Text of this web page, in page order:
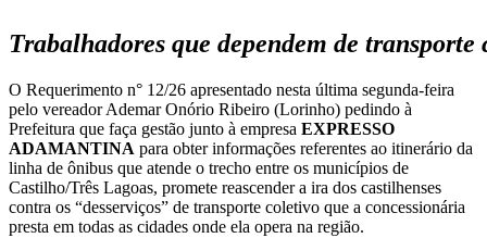
Trabalhadores que dependem de
O Requerimento n° 12/26 apresentado nesta última segunda-feira
pelo vereador Ademar Onório Ribeiro (Lorinho) pedindo à
Prefeitura que faça gestão junto à empresa EXPRESSO
ADAMANTINA para obter informações referentes ao itinerário da
linha de ônibus que atende o trecho entre os municípios de
Castilho/Três Lagoas, promete reascender a ira dos castilhenses
contra os “desserviços” de transporte coletivo que a concessionária
presta em todas as cidades onde ela opera na região.